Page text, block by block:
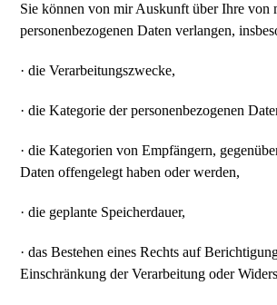
Sie können von mir Auskunft über Ihre von
personenbezogenen Daten verlangen,
· die Verarbeitungszwecke,
· die Kategorie der personenbezogenen
· die Kategorien von Empfängern,
Daten offengelegt haben oder werden,
· die geplante Speicherdauer,
· das Bestehen eines Rechts auf
Einschränkung der Verarbeitung oder